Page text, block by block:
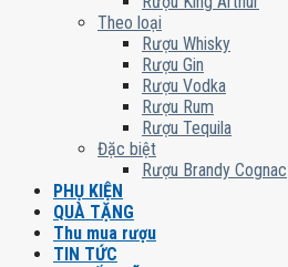
Theo loại
Rượu Whisky
Rượu Gin
Rượu Vodka
Rượu Rum
Rượu Tequila
Đặc biệt
Rượu Brandy Cognac
PHỤ KIỆN
QUÀ TẶNG
Thu mua rượu
TIN TỨC